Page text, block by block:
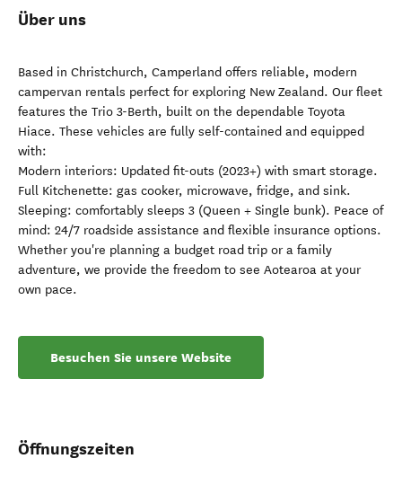
Über uns
Based in Christchurch, Camperland offers reliable, modern
campervan rentals perfect for exploring New Zealand. Our fleet
features the Trio 3-Berth, built on the dependable Toyota
Hiace. These vehicles are fully self-contained and equipped
with:
Modern interiors: Updated fit-outs (2023+) with smart storage.
Full Kitchenette: gas cooker, microwave, fridge, and sink.
Sleeping: comfortably sleeps 3 (Queen + Single bunk). Peace of
mind: 24/7 roadside assistance and flexible insurance options.
Whether you're planning a budget road trip or a family
adventure, we provide the freedom to see Aotearoa at your
own pace.
Besuchen Sie unsere Website
Öffnungszeiten